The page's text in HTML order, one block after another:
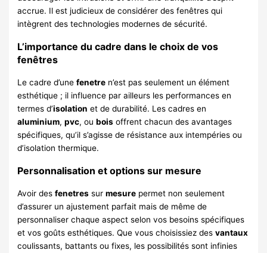
accrue. Il est judicieux de considérer des fenêtres qui
intègrent des technologies modernes de sécurité.
L’importance du cadre dans le choix de vos
fenêtres
Le cadre d’unefenetre n’est pas seulement un élément
esthétique ; il influence par ailleurs les performances en
termes d’isolation et de durabilité. Les cadres en
aluminium,pvc, oubois offrent chacun des avantages
spécifiques, qu’il s’agisse de résistance aux intempéries ou
d’isolation thermique.
Personnalisation et options sur mesure
Avoir desfenetres surmesure permet non seulement
d’assurer un ajustement parfait mais de même de
personnaliser chaque aspect selon vos besoins spécifiques
et vos goûts esthétiques. Que vous choisissiez desvantaux
coulissants, battants ou fixes, les possibilités sont infinies